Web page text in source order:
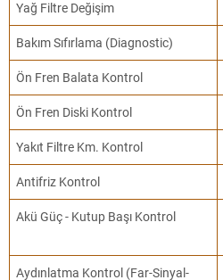
Yağ Filtre Değişim
Bakım Sıfırlama (Diagnostic)
Ön Fren Balata Kontrol
Ön Fren Diski Kontrol
Yakıt Filtre Km. Kontrol
Antifriz Kontrol
Akü Güç - Kutup Başı Kontrol
Aydınlatma Kontrol (Far-Sinyal-